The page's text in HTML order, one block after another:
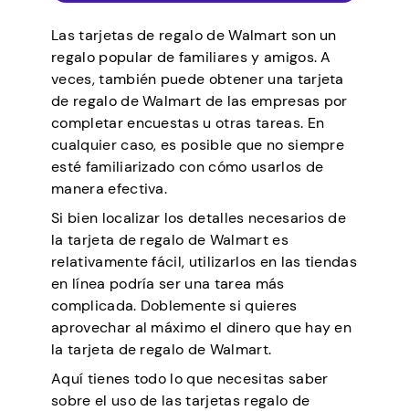
Las tarjetas de regalo de Walmart son un
regalo popular de familiares y amigos. A
veces, también puede obtener una tarjeta
de regalo de Walmart de las empresas por
completar encuestas u otras tareas. En
cualquier caso, es posible que no siempre
esté familiarizado con cómo usarlos de
manera efectiva.
Si bien localizar los detalles necesarios de
la tarjeta de regalo de Walmart es
relativamente fácil, utilizarlos en las tiendas
en línea podría ser una tarea más
complicada. Doblemente si quieres
aprovechar al máximo el dinero que hay en
la tarjeta de regalo de Walmart.
Aquí tienes todo lo que necesitas saber
sobre el uso de las tarjetas regalo de